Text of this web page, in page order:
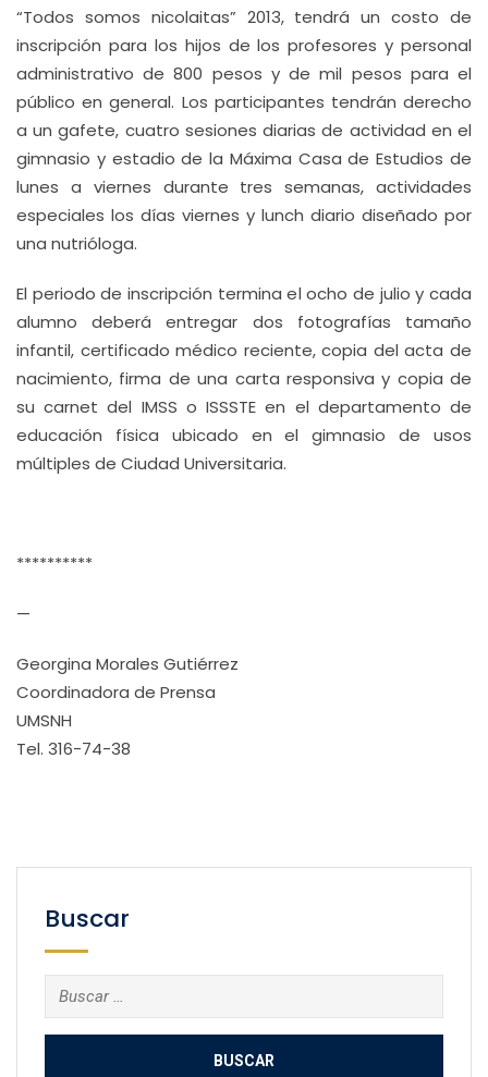
“Todos somos nicolaitas” 2013, tendrá un costo de
inscripción para los hijos de los profesores y personal
administrativo de 800 pesos y de mil pesos para el
público en general. Los participantes tendrán derecho
a un gafete, cuatro sesiones diarias de actividad en el
gimnasio y estadio de la Máxima Casa de Estudios de
lunes a viernes durante tres semanas, actividades
especiales los días viernes y lunch diario diseñado por
una nutrióloga.
El periodo de inscripción termina el ocho de julio y cada
alumno deberá entregar dos fotografías tamaño
infantil, certificado médico reciente, copia del acta de
nacimiento, firma de una carta responsiva y copia de
su carnet del IMSS o ISSSTE en el departamento de
educación física ubicado en el gimnasio de usos
múltiples de Ciudad Universitaria.
**********
—
Georgina Morales Gutiérrez
Coordinadora de Prensa
UMSNH
Tel. 316-74-38
Buscar
Buscar: